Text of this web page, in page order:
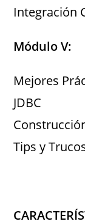
Integración
Módulo V:
Mejores
JDBC
Tips y